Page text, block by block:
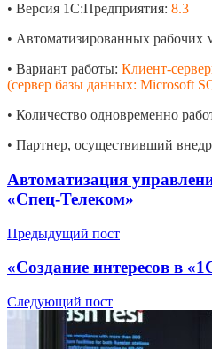
• Версия 1С:Предприятия: 8.3
• Автоматизированных рабочих
• Вариант работы: Клиент-
(сервер базы данных: Microsoft
• Количество одновременно
• Партнер, осуществивший
Автоматизация
«Спец-Телеком»
Предыдущий пост
«Создание интересов в
Следующий пост